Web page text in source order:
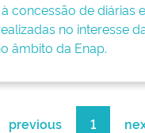
concessão de diárias
no interesse
âmbito da Enap.
previous 1